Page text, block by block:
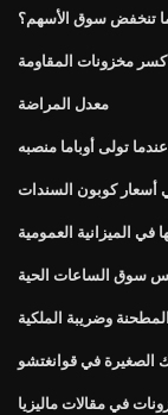
تنخفض سوق الأسهم؟
كسر مخزونات المقاومة
معدل المراضة
تولى أوباما منصبه
أسعار كوبون السندات
في الميزانية العمومية
سوق الساعات الحية
وضريبة الملكية
الصغيرة في قوانغتشو
في مقالات ماليزيا